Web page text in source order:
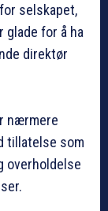
selskapet,
glade for å ha
direktør
nærmere
tillatelse som
overholdelse